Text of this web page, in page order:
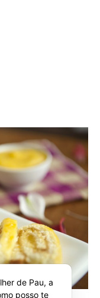
de Pau, a
posso te